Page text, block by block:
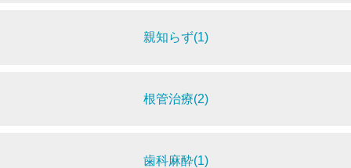
親知らず(1)
根管治療(2)
歯科麻酔(1)